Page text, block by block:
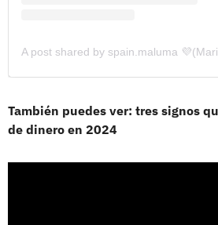
También puedes ver: tres signos
de dinero en 2024